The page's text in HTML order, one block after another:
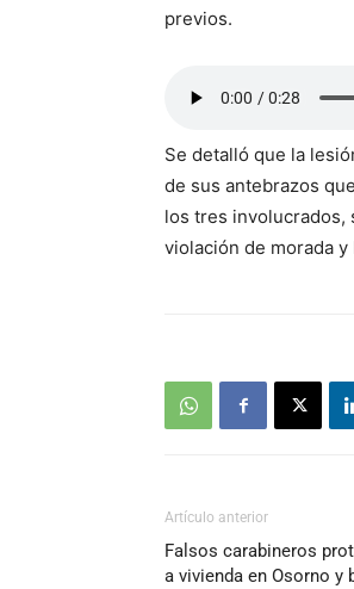
previos.
Se detalló que la
de sus antebrazos
los tres involucrados,
violación de morada y
Artículo anterior
Falsos carabineros
a vivienda en Osorno y